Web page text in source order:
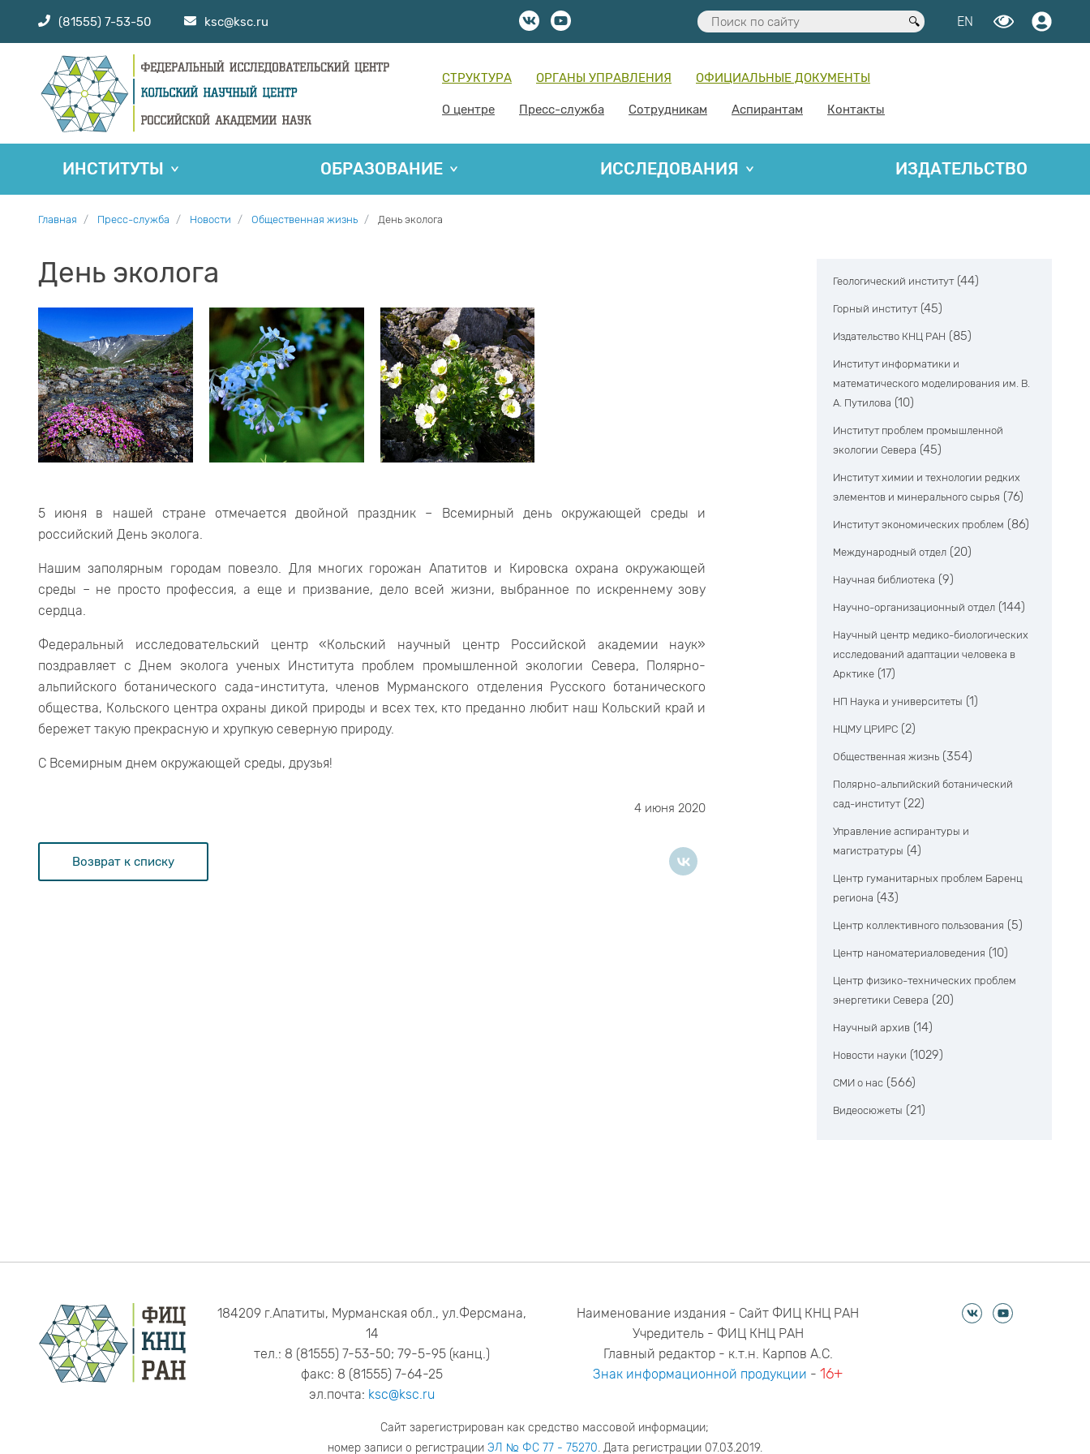
(81555) 7-53-50 ksc@ksc.ru EN
СТРУКТУРА ОРГАНЫ УПРАВЛЕНИЯ ОФИЦИАЛЬНЫЕ ДОКУМЕНТЫ
О центре Пресс-служба Сотрудникам Аспирантам Контакты
ИНСТИТУТЫ ОБРАЗОВАНИЕ ИССЛЕДОВАНИЯ ИЗДАТЕЛЬСТВО
Главная Пресс-служба Новости Общественная жизнь День эколога
День эколога
5 июня в нашей стране отмечается двойной праздник – Всемирный день окружающей среды и
российский День эколога.
Нашим заполярным городам повезло. Для многих горожан Апатитов и Кировска охрана окружающей
среды – не просто профессия, а еще и призвание, дело всей жизни, выбранное по искреннему зову
сердца.
Федеральный исследовательский центр «Кольский научный центр Российской академии наук»
поздравляет с Днем эколога ученых Института проблем промышленной экологии Севера, Полярно-
альпийского ботанического сада-института, членов Мурманского отделения Русского ботанического
общества, Кольского центра охраны дикой природы и всех тех, кто преданно любит наш Кольский край и
бережет такую прекрасную и хрупкую северную природу.
С Всемирным днем окружающей среды, друзья!
4 июня 2020
Возврат к списку
Геологический институт (44)
Горный институт (45)
Издательство КНЦ РАН (85)
Институт информатики и
математического моделирования им. В.
А. Путилова (10)
Институт проблем промышленной
экологии Севера (45)
Институт химии и технологии редких
элементов и минерального сырья (76)
Институт экономических проблем (86)
Международный отдел (20)
Научная библиотека (9)
Научно-организационный отдел (144)
Научный центр медико-биологических
исследований адаптации человека в
Арктике (17)
НП Наука и университеты (1)
НЦМУ ЦРИРС (2)
Общественная жизнь (354)
Полярно-альпийский ботанический
сад-институт (22)
Управление аспирантуры и
магистратуры (4)
Центр гуманитарных проблем Баренц
региона (43)
Центр коллективного пользования (5)
Центр наноматериаловедения (10)
Центр физико-технических проблем
энергетики Севера (20)
Научный архив (14)
Новости науки (1029)
СМИ о нас (566)
Видеосюжеты (21)
184209 г.Апатиты, Мурманская обл., ул.Ферсмана,
14
тел.: 8 (81555) 7-53-50; 79-5-95 (канц.)
факс: 8 (81555) 7-64-25
эл.почта: ksc@ksc.ru
Наименование издания - Сайт ФИЦ КНЦ РАН
Учредитель - ФИЦ КНЦ РАН
Главный редактор - к.т.н. Карпов А.С.
Знак информационной продукции -16+
Сайт зарегистрирован как средство массовой информации;
номер записи о регистрации ЭЛ № ФС 77 - 75270. Дата регистрации 07.03.2019.